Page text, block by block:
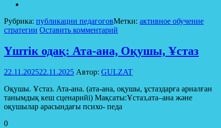
Рубрика: публикации педагоговМетки: активное обучение
стратегии Оставить комментарий
Үштік одақ: Ата-ана, Оқушы, Ұстаз
22.11.202522.11.2025 Автор: GULZAT
Оқушы. Ұстаз. Ата-ана. (ата-ана, оқушы, ұстаздарға арналған
танымдық кеш сценарийі) Мақсаты:Ұстаз,ата–ана және
оқушылар арасындағы психо- педа
0